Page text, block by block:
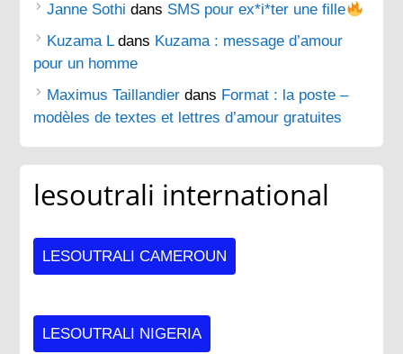
Janne Sothi dans SMS pour ex*i*ter une fille
Kuzama Ldans Kuzama : message d’amour
pour un homme
Maximus Taillandier dans Format : la poste –
modèles de textes et lettres d’amour gratuites
lesoutrali international
LESOUTRALI CAMEROUN
LESOUTRALI NIGERIA